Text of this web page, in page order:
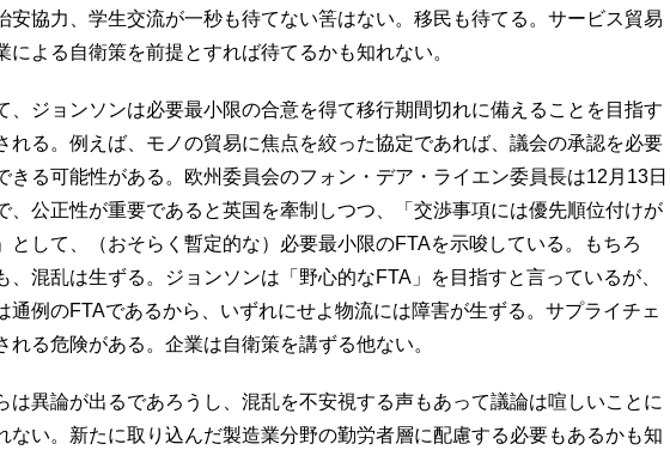
安協力、学生交流が一秒も待てない筈はない。移民も待てる。サービス貿易
による自衛策を前提とすれば待てるかも知れない。
ジョンソンは必要最小限の合意を得て移行期間切れに備えることを目指す
れる。例えば、モノの貿易に焦点を絞った協定であれば、議会の承認を必要
きる可能性がある。欧州委員会のフォン・デア・ライエン委員長は12月13日
、公正性が重要であると英国を牽制しつつ、「交渉事項には優先順位付けが
として、（おそらく暫定的な）必要最小限のFTAを示唆している。もちろ
、混乱は生ずる。ジョンソンは「野心的なFTA」を目指すと言っているが、
通例のFTAであるから、いずれにせよ物流には障害が生ずる。サプライチェ
れる危険がある。企業は自衛策を講ずる他ない。
異論が出るであろうし、混乱を不安視する声もあって議論は喧しいことに
ない。新たに取り込んだ製造業分野の勤労者層に配慮する必要もあるかも知